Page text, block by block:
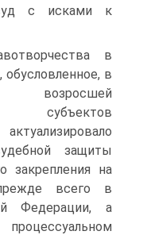
с исками к
в
в
субъектов
защиты
закрепления на
всего в
Федерации, а